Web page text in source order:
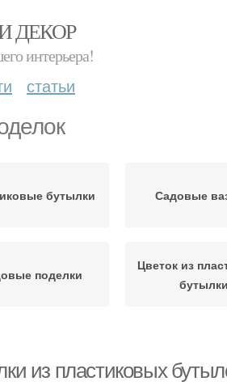
ДЕКОР
интерьера!
статьи
бутылки Садовые
поделки
Цветок из
бутылки
из пластиковых